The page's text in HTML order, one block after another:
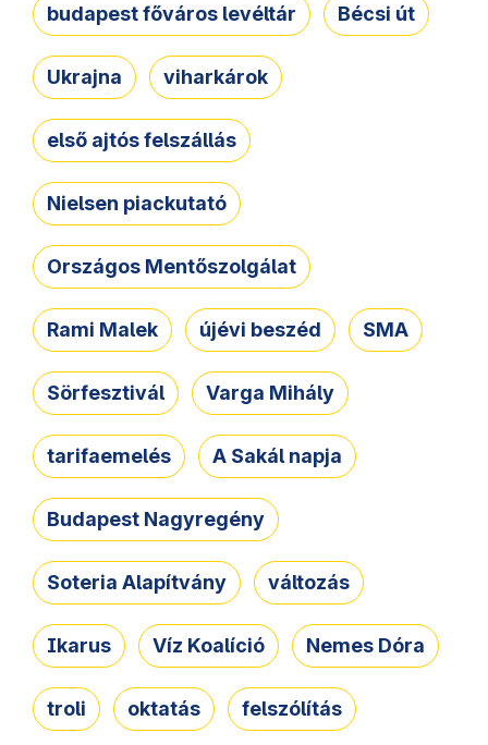
budapest főváros levéltár Bécsi út
Ukrajna viharkárok
első ajtós felszállás
Nielsen piackutató
Országos Mentőszolgálat
Rami Malek újévi beszéd SMA
Sörfesztivál Varga Mihály
tarifaemelés A Sakál napja
Budapest Nagyregény
Soteria Alapítvány változás
Ikarus Víz Koalíció Nemes Dóra
troli oktatás felszólítás